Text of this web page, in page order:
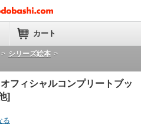
カート
> シリーズ絵本 >
フィシャルコンプリートブッ
]
る